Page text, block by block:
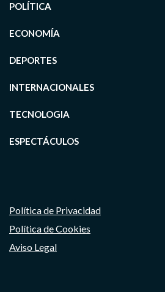
POLÍTICA
ECONOMÍA
DEPORTES
INTERNACIONALES
TECNOLOGIA
ESPECTÁCULOS
Política de Privacidad
Política de Cookies
Aviso Legal